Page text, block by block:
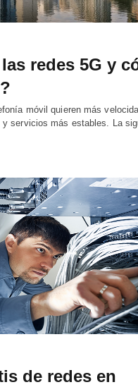
redes 5G y
móvil quieren más
servicios más estables. La
de redes en